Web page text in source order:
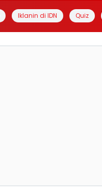
Iklanin di IDN Quiz